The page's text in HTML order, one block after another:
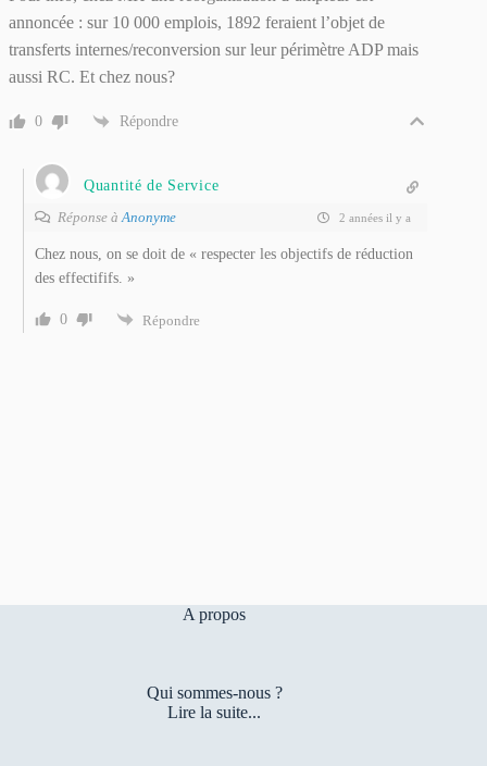
annoncée : sur 10 000 emplois, 1892 feraient l’objet de
transferts internes/reconversion sur leur périmètre ADP mais
aussi RC. Et chez nous?
0 Répondre
Quantité de Service
Réponse à Anonyme 2 années il y a
Chez nous, on se doit de « respecter les objectifs de réduction
des effectififs. »
0 Répondre
A propos
Qui sommes-nous ?
Lire la suite...